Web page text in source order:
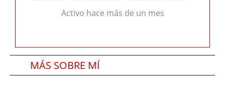
Activo hace más de un mes
MÁS SOBRE MÍ